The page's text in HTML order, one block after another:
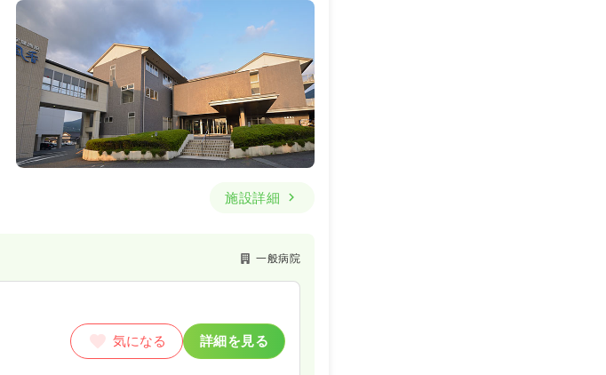
施設詳細
一般病院
気になる 詳細を見る